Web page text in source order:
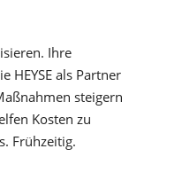
Ihre
HEYSE als Partner
steigern
Kosten zu
Frühzeitig.